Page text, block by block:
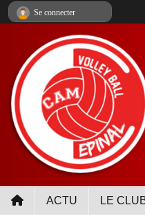
ACTU LE
Se connecter
Panneau de gestion des